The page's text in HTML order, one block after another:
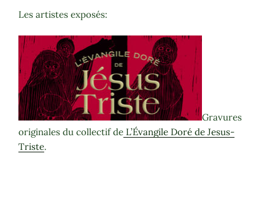
Les artistes exposés:
Gravures
originales du collectif de L’Évangile Doré de Jesus-
Triste.